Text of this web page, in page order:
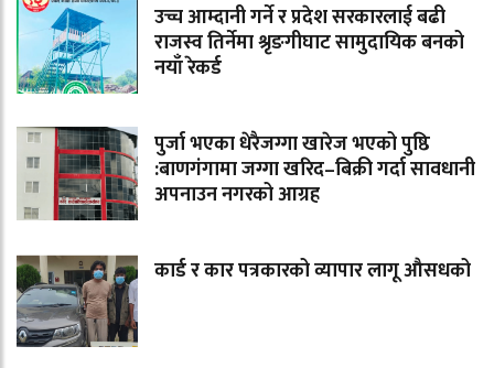
उच्च आम्दानी गर्ने र प्रदेश सरकारलाई बढी
राजस्व तिर्नेमा श्रृङगीघाट सामुदायिक बनको
नयाँ रेकर्ड
पुर्जा भएका धेरैजग्गा खारेज भएको पुष्ठि
:बाणगंगामा जग्गा खरिद–बिक्री गर्दा सावधानी
अपनाउन नगरको आग्रह
कार्ड र कार पत्रकारको व्यापार लागू औसधको